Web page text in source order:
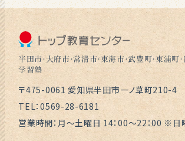
半田市・大府市・常滑市・東海市・武豊町・東浦町
学習塾
〒475-0061 愛知県半田市一ノ草町210-4
TEL：0569-28-6181
営業時間：月～土曜日 14：00～22：00 ※日